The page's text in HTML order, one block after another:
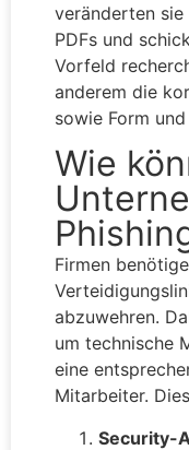
veränderten
PDFs und
Vorfeld
anderem die
sowie Form
Wie
Firmen
abzuwehren.
um technische
eine
Mitarbeiter.
Security-